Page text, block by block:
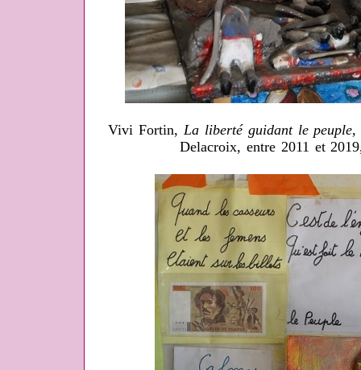
Vivi Fortin,La liberté guidant le peuple,
Delacroix, entre 2011 et